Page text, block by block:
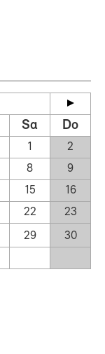
Sa Do
1
2
8
9
15
16
22
23
29
30